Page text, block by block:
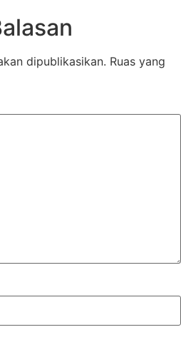
dipublikasikan. Ruas yang